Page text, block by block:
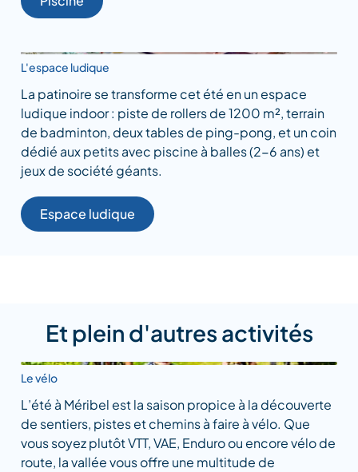
L'espace ludique
La patinoire se transforme cet été en un espace
ludique indoor : piste de rollers de 1200 m², terrain
de badminton, deux tables de ping-pong, et un coin
dédié aux petits avec piscine à balles (2-6 ans) et
jeux de société géants.
Espace ludique
Et plein d'autres activités
Le vélo
L’été à Méribel est la saison propice à la découverte
de sentiers, pistes et chemins à faire à vélo. Que
vous soyez plutôt VTT, VAE, Enduro ou encore vélo de
route, la vallée vous offre une multitude de